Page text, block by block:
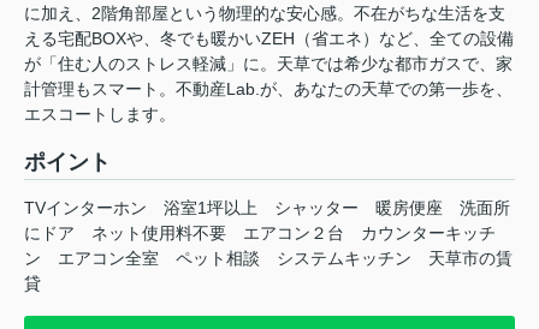
に加え、2階角部屋という物理的な安心感。不在がちな生活を支
える宅配BOXや、冬でも暖かいZEH（省エネ）など、全ての設備
が「住む人のストレス軽減」に。天草では希少な都市ガスで、家
計管理もスマート。不動産Lab.が、あなたの天草での第一歩を、
エスコートします。
ポイント
TVインターホン 浴室1坪以上 シャッター 暖房便座
洗面所
にドア
ネット使用料不要 エアコン２台
カウンターキッチ
ン
エアコン全室 ペット相談 システムキッチン
天草市の賃
貸